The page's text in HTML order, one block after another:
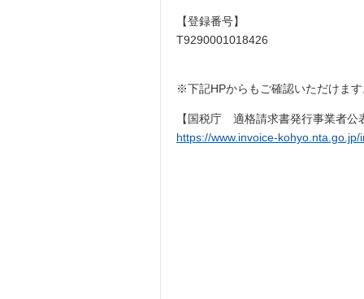
【登録番号】
T9290001018426
※下記HPからもご確認いただけま
【国税庁 適格請求書発行事業者公
https://www.invoice-kohyo.nta.go.jp/